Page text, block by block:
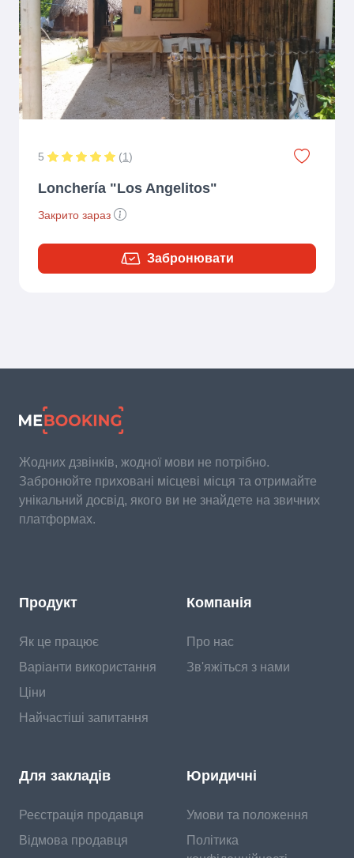
5 (1)
Lonchería "Los Angelitos"
Закрито зараз
Забронювати
Жодних дзвінків, жодної мови не потрібно.
Забронюйте приховані місцеві місця та отримайте
унікальний досвід, якого ви не знайдете на звичних
платформах.
Продукт
Як це працює
Варіанти використання
Ціни
Найчастіші запитання
Компанія
Про нас
Зв'яжіться з нами
Для закладів
Реєстрація продавця
Відмова продавця
Юридичні
Умови та положення
Політика